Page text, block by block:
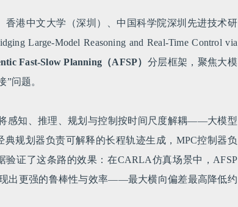
香港中文大学（深圳）、中国科学院深圳先进技术研
Large-Model Reasoning and Real-Time Control via
Fast-Slow Planning（AFSP） 分层框架，聚焦大模
问题。
感知、推理、规划与控制按时间尺度解耦——大模型
规划器负责可解释的长程轨迹生成，MPC控制器负
验证了这条路的效果：在CARLA仿真场景中，AFSP
出更强的鲁棒性与效率——最大横向偏差最高降低约